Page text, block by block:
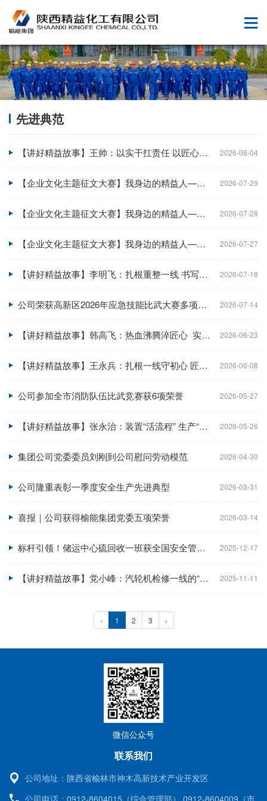
先进典范
【讲好精益故事】王帅：以实干扛责任 以匠心护生产 2026-08-04
【企业文化主题征文大赛】我身边的精益人——韩香利：七载深耕守安全，精益求精做先锋 2026-07-29
【企业文化主题征文大赛】我身边的精益人——冯涛：以精心守净水，以匠心筑精益 2026-07-28
【企业文化主题征文大赛】我身边的精益人——张强：把平凡干成标杆，把团队带成星光 2026-07-27
【讲好精益故事】李明飞：扎根重整一线 书写实干担当 2026-07-18
公司荣获高新区2026年应急技能比武大赛多项荣誉 2026-07-14
【讲好精益故事】韩高飞：热血沸腾淬匠心 实干攻坚绽芳华 2026-06-23
【讲好精益故事】王永兵：扎根一线守初心 匠心实干显担当 2026-06-08
公司参加全市消防队伍比武竞赛获6项荣誉 2026-05-27
【讲好精益故事】张永治：装置“活流程” 生产“排头兵” 2026-05-26
集团公司党委委员刘刚到公司慰问劳动模范 2026-04-30
公司隆重表彰一季度安全生产先进典型 2026-03-31
喜报｜公司获得榆能集团党委五项荣誉 2026-03-14
标杆引领！储运中心硫回收一班获全国安全管理标准化二级班组认定 2025-12-17
【讲好精益故事】党小峰：汽轮机检修一线的“红色先锋” 2025-11-11
‹ 1 2 3 ›
微信公众号
联系我们
公司地址： 陕西省榆林市神木高新技术产业开发区